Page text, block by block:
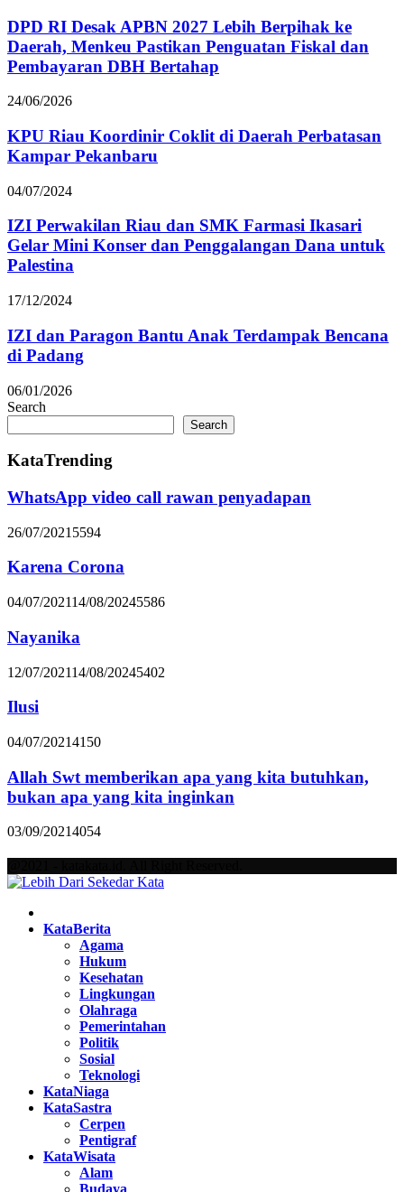
DPD RI Desak APBN 2027 Lebih Berpihak ke
Daerah, Menkeu Pastikan Penguatan Fiskal dan
Pembayaran DBH Bertahap
24/06/2026
KPU Riau Koordinir Coklit di Daerah Perbatasan
Kampar Pekanbaru
04/07/2024
IZI Perwakilan Riau dan SMK Farmasi Ikasari
Gelar Mini Konser dan Penggalangan Dana untuk
Palestina
17/12/2024
IZI dan Paragon Bantu Anak Terdampak Bencana
di Padang
06/01/2026
Search
Search
KataTrending
WhatsApp video call rawan penyadapan
26/07/2021 5594
Karena Corona
04/07/202114/08/20245586
Nayanika
12/07/202114/08/20245402
Ilusi
04/07/20214150
Allah Swt memberikan apa yang kita butuhkan,
bukan apa yang kita inginkan
03/09/20214054
KataBerita
Agama
Hukum
Kesehatan
Lingkungan
Olahraga
Pemerintahan
Politik
Sosial
Teknologi
KataNiaga
KataSastra
Cerpen
Pentigraf
KataWisata
Alam